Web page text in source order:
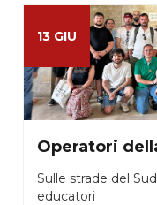
13 GIU
Operatori
Sulle strade del
educatori